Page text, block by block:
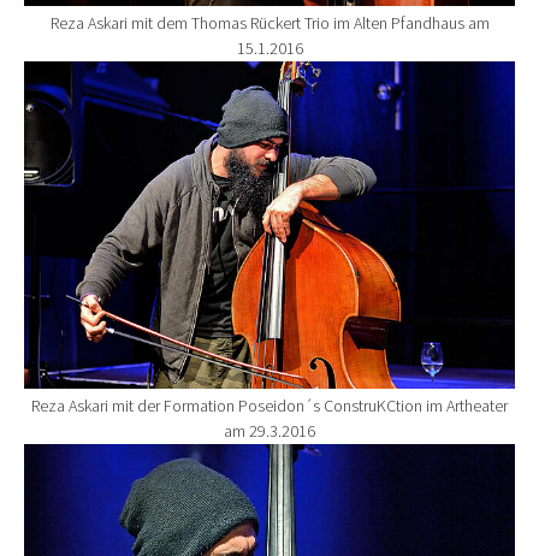
Reza Askari mit dem Thomas Rückert Trio im Alten Pfandhaus am
15.1.2016
Show larger version for:
Reza Askari mit der Formation Poseidon´s ConstruKCtion im Artheater
am 29.3.2016
Show larger version for: